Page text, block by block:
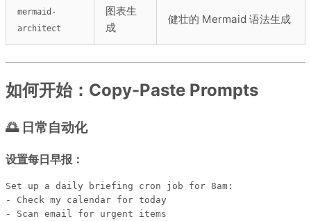
mermaid-
architect
图表生
成
健壮的 Mermaid 语法生成
如何开始：Copy-Paste Prompts
🌅 日常自动化
设置每日早报：
Set up a daily briefing cron job for 8am:
- Check my calendar for today
- Scan email for urgent items